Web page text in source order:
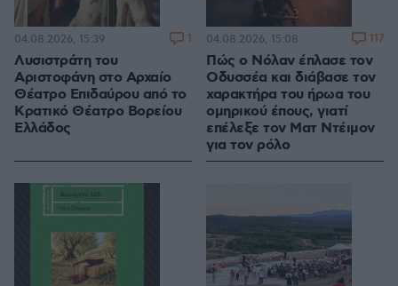
Λυσιστράτη του
Αριστοφάνη στο Αρχαίο
Θέατρο Επιδαύρου από το
Κρατικό Θέατρο Βορείου
Ελλάδος
04.08.2026, 15:39 1
Πώς ο Νόλαν έπλασε τον
Οδυσσέα και διάβασε τον
χαρακτήρα του ήρωα του
ομηρικού έπους, γιατί
επέλεξε τον Ματ Ντέιμον
για τον ρόλο
04.08.2026, 15:08 117